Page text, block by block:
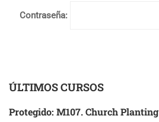
Contraseña:
ÚLTIMOS CURSOS
Protegido: M107. Church Planting